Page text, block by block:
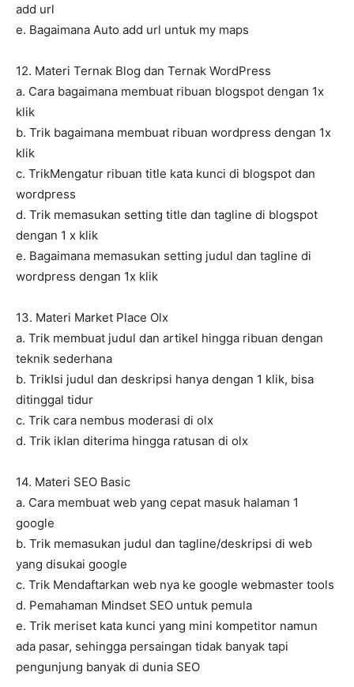
add url
e. Bagaimana Auto add url untuk my maps
12. Materi Ternak Blog dan Ternak WordPress
a. Cara bagaimana membuat ribuan blogspot dengan 1x
klik
b. Trik bagaimana membuat ribuan wordpress dengan 1x
klik
c. TrikMengatur ribuan title kata kunci di blogspot dan
wordpress
d. Trik memasukan setting title dan tagline di blogspot
dengan 1 x klik
e. Bagaimana memasukan setting judul dan tagline di
wordpress dengan 1x klik
13. Materi Market Place Olx
a. Trik membuat judul dan artikel hingga ribuan dengan
teknik sederhana
b. TrikIsi judul dan deskripsi hanya dengan 1 klik, bisa
ditinggal tidur
c. Trik cara nembus moderasi di olx
d. Trik iklan diterima hingga ratusan di olx
14. Materi SEO Basic
a. Cara membuat web yang cepat masuk halaman 1
google
b. Trik memasukan judul dan tagline/deskripsi di web
yang disukai google
c. Trik Mendaftarkan web nya ke google webmaster tools
d. Pemahaman Mindset SEO untuk pemula
e. Trik meriset kata kunci yang mini kompetitor namun
ada pasar, sehingga persaingan tidak banyak tapi
pengunjung banyak di dunia SEO